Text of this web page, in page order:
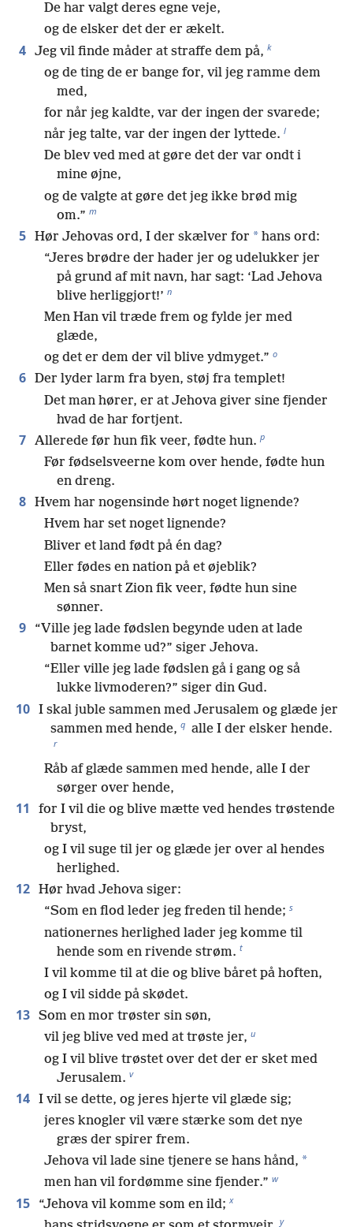
De har valgt deres egne veje,
og de elsker det der er ækelt.
4 Jeg vil finde måder at straffe dem på, k
og de ting de er bange for, vil jeg ramme dem
med,
for når jeg kaldte, var der ingen der svarede;
når jeg talte, var der ingen der lyttede. l
De blev ved med at gøre det der var ondt i
mine øjne,
og de valgte at gøre det jeg ikke brød mig
om.” m
5 Hør Jehovas ord, I der skælver for * hans ord:
“Jeres brødre der hader jer og udelukker jer
på grund af mit navn, har sagt: ‘Lad Jehova
blive herliggjort!’ n
Men Han vil træde frem og fylde jer med
glæde,
og det er dem der vil blive ydmyget.” o
6 Der lyder larm fra byen, støj fra templet!
Det man hører, er at Jehova giver sine fjender
hvad de har fortjent.
7 Allerede før hun fik veer, fødte hun. p
Før fødselsveerne kom over hende, fødte hun
en dreng.
8 Hvem har nogensinde hørt noget lignende?
Hvem har set noget lignende?
Bliver et land født på én dag?
Eller fødes en nation på et øjeblik?
Men så snart Zion fik veer, fødte hun sine
sønner.
9
“Ville jeg lade fødslen begynde uden at lade
barnet komme ud?” siger Jehova.
“Eller ville jeg lade fødslen gå i gang og så
lukke livmoderen?” siger din Gud.
10 I skal juble sammen med Jerusalem og glæde jer
sammen med hende, q alle I der elsker hende.
r
Råb af glæde sammen med hende, alle I der
sørger over hende,
11
for I vil die og blive mætte ved hendes trøstende
bryst,
og I vil suge til jer og glæde jer over al hendes
herlighed.
12 Hør hvad Jehova siger:
“Som en flod leder jeg freden til hende; s
nationernes herlighed lader jeg komme til
hende som en rivende strøm. t
I vil komme til at die og blive båret på hoften,
og I vil sidde på skødet.
13 Som en mor trøster sin søn,
vil jeg blive ved med at trøste jer, u
og I vil blive trøstet over det der er sket med
Jerusalem. v
14 I vil se dette, og jeres hjerte vil glæde sig;
jeres knogler vil være stærke som det nye
græs der spirer frem.
Jehova vil lade sine tjenere se hans hånd, *
men han vil fordømme sine fjender.” w
15 “Jehova vil komme som en ild; x
y